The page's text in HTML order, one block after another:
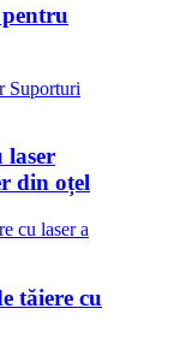
laser
din oțel
tăiere cu